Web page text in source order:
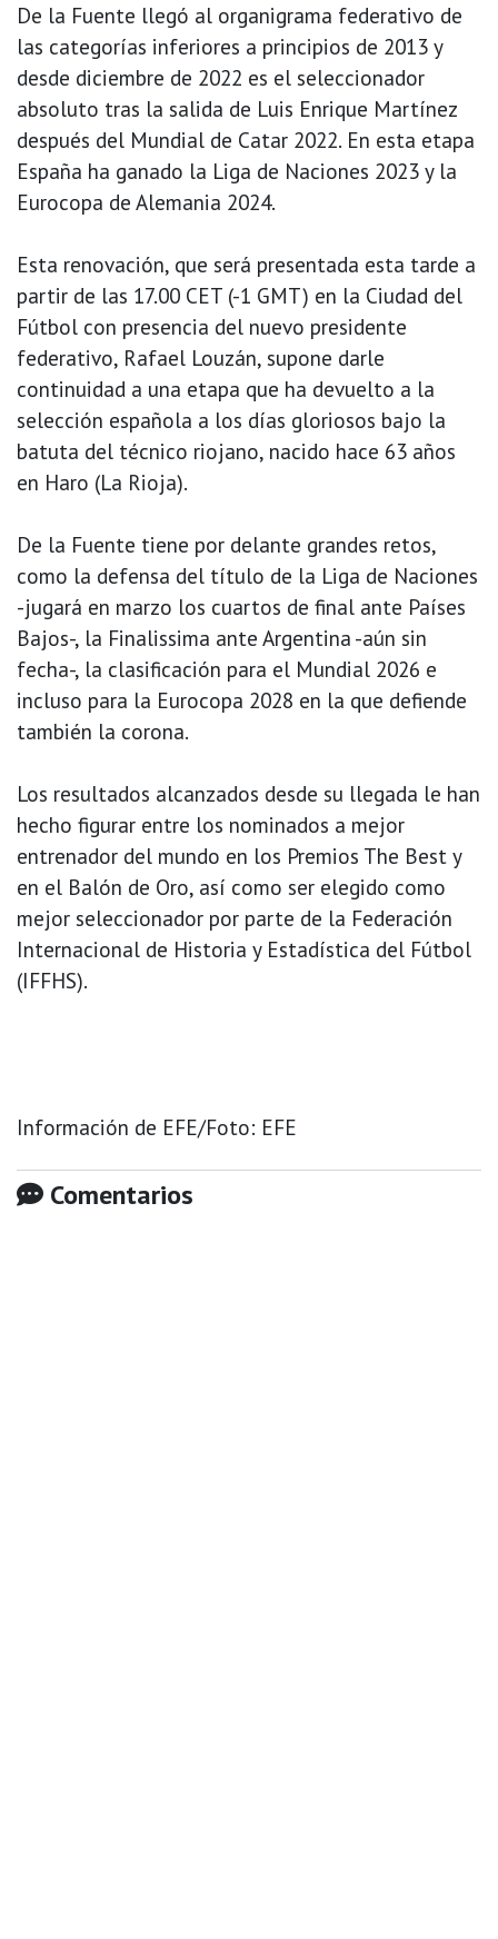
De la Fuente llegó al organigrama federativo de
las categorías inferiores a principios de 2013 y
desde diciembre de 2022 es el seleccionador
absoluto tras la salida de Luis Enrique Martínez
después del Mundial de Catar 2022. En esta etapa
España ha ganado la Liga de Naciones 2023 y la
Eurocopa de Alemania 2024.
Esta renovación, que será presentada esta tarde a
partir de las 17.00 CET (-1 GMT) en la Ciudad del
Fútbol con presencia del nuevo presidente
federativo, Rafael Louzán, supone darle
continuidad a una etapa que ha devuelto a la
selección española a los días gloriosos bajo la
batuta del técnico riojano, nacido hace 63 años
en Haro (La Rioja).
De la Fuente tiene por delante grandes retos,
como la defensa del título de la Liga de Naciones
-jugará en marzo los cuartos de final ante Países
Bajos-, la Finalissima ante Argentina -aún sin
fecha-, la clasificación para el Mundial 2026 e
incluso para la Eurocopa 2028 en la que defiende
también la corona.
Los resultados alcanzados desde su llegada le han
hecho figurar entre los nominados a mejor
entrenador del mundo en los Premios The Best y
en el Balón de Oro, así como ser elegido como
mejor seleccionador por parte de la Federación
Internacional de Historia y Estadística del Fútbol
(IFFHS).
Información de EFE/Foto: EFE
Comentarios